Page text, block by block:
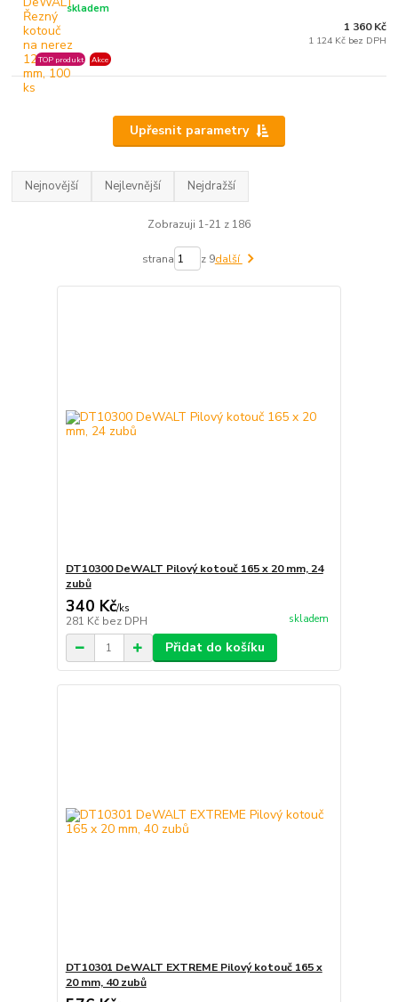
skladem
TOP produkt Akce
1 360 Kč
1 124 Kč bez DPH
Upřesnit parametry
Nejnovější Nejlevnější Nejdražší
Zobrazuji 1-21 z 186
strana z 9další
DT10300 DeWALT Pilový kotouč 165 x 20 mm, 24
zubů
340 Kč/ks
281 Kč bez DPH skladem
Přidat do košíku
DT10301 DeWALT EXTREME Pilový kotouč 165 x
20 mm, 40 zubů